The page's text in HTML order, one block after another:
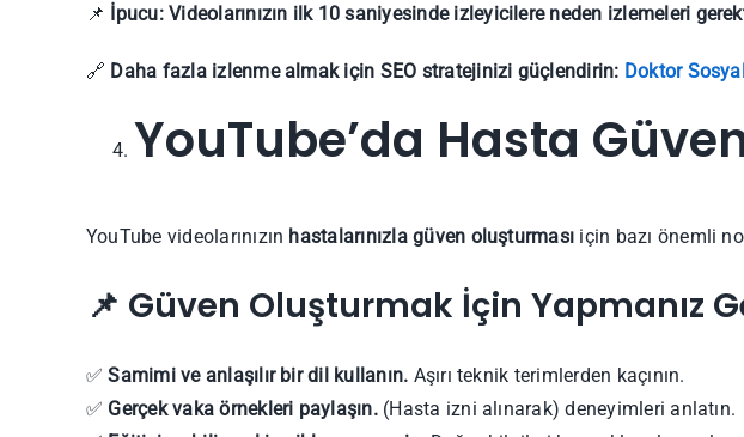
📌 İpucu: Videolarınızın ilk 10 saniyesinde izleyicilere neden izlemeleri
🔗 Daha fazla izlenme almak için SEO stratejinizi güçlendirin: Doktor
YouTube’da Hasta
YouTube videolarınızın hastalarınızla güven oluşturması için bazı önemli
📌 Güven Oluşturmak İçin Yapmanız
✅Samimi ve anlaşılır bir dil kullanın. Aşırı teknik terimlerden kaçının.
✅ Gerçek vaka örnekleri paylaşın.(Hasta izni alınarak) deneyimleri anlatın.